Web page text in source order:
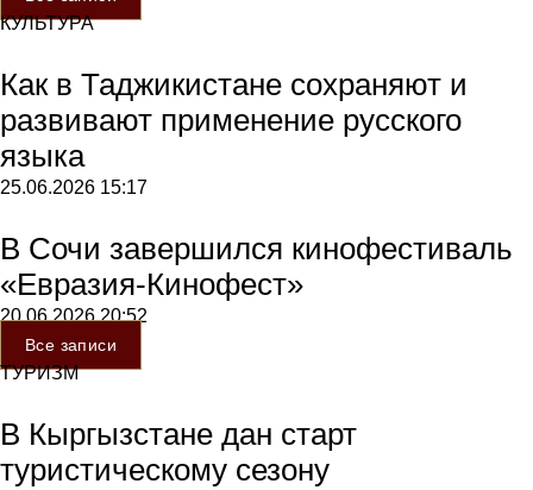
КУЛЬТУРА
Как в Таджикистане сохраняют и
развивают применение русского
языка
25.06.2026 15:17
В Сочи завершился кинофестиваль
«Евразия-Кинофест»
20.06.202620:52
Все записи
ТУРИЗМ
В Кыргызстане дан старт
туристическому сезону